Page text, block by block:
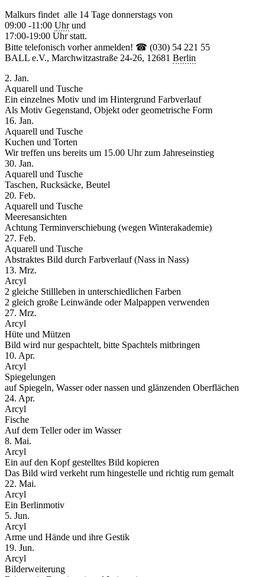
Malkurs findet alle 14 Tage donnerstags von
09:00 -11:00 Uhrund
17:00-19:00 Uhr statt.
Bitte telefonisch vorher anmelden! ☎ (030) 54 221 55
BALL e.V., Marchwitzastraße 24-26, 12681 Berlin
2. Jan.
Aquarell und Tusche
Ein einzelnes Motiv und im Hintergrund Farbverlauf
Als Motiv Gegenstand, Objekt oder geometrische Form
16. Jan.
Aquarell und Tusche
Kuchen und Torten
Wir treffen uns bereits um 15.00 Uhr zum Jahreseinstieg
30. Jan.
Aquarell und Tusche
Taschen, Rucksäcke, Beutel
20. Feb.
Aquarell und Tusche
Meeresansichten
Achtung Terminverschiebung (wegen Winterakademie)
27. Feb.
Aquarell und Tusche
Abstraktes Bild durch Farbverlauf (Nass in Nass)
13. Mrz.
Arcyl
2 gleiche Stillleben in unterschiedlichen Farben
2 gleich große Leinwände oder Malpappen verwenden
27. Mrz.
Arcyl
Hüte und Mützen
Bild wird nur gespachtelt, bitte Spachtels mitbringen
10. Apr.
Arcyl
Spiegelungen
auf Spiegeln, Wasser oder nassen und glänzenden Oberflächen
24. Apr.
Arcyl
Fische
Auf dem Teller oder im Wasser
8. Mai.
Arcyl
Ein auf den Kopf gestelltes Bild kopieren
Das Bild wird verkeht rum hingestelle und richtig rum gemalt
22. Mai.
Arcyl
Ein Berlinmotiv
5. Jun.
Arcyl
Arme und Hände und ihre Gestik
19. Jun.
Arcyl
Bilderweiterung